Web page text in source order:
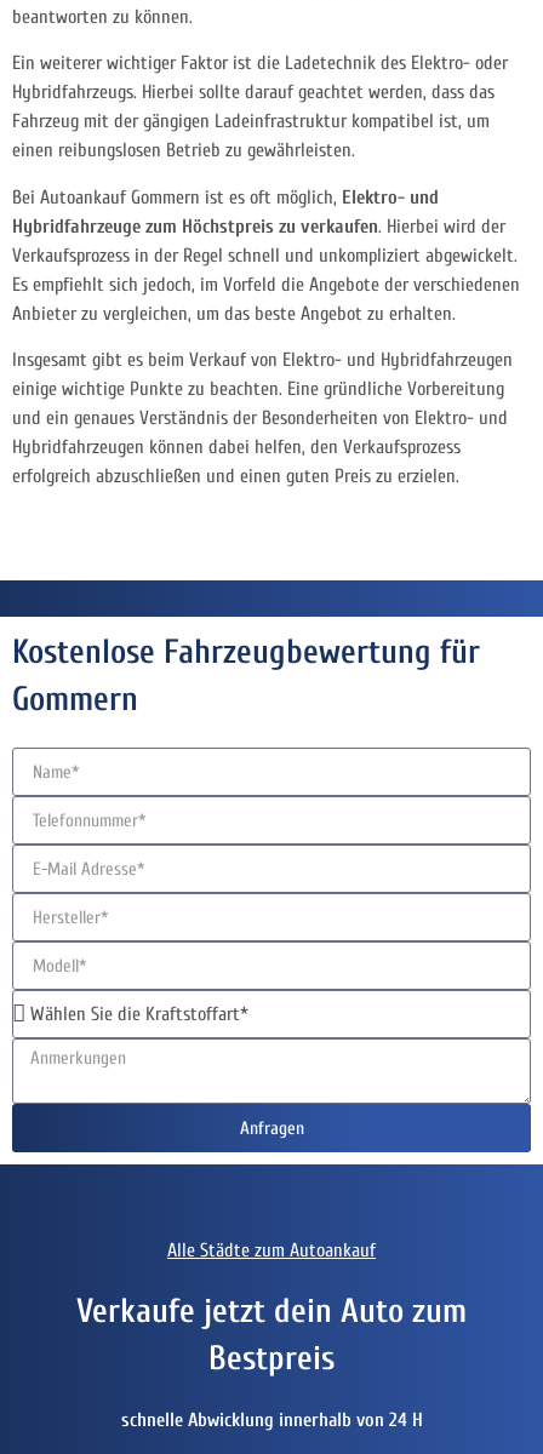
beantworten zu können.
Ein weiterer wichtiger Faktor ist die Ladetechnik des Elektro- oder
Hybridfahrzeugs. Hierbei sollte darauf geachtet werden, dass das
Fahrzeug mit der gängigen Ladeinfrastruktur kompatibel ist, um
einen reibungslosen Betrieb zu gewährleisten.
Bei Autoankauf Gommern ist es oft möglich, Elektro- und
Hybridfahrzeuge zum Höchstpreis zu verkaufen. Hierbei wird der
Verkaufsprozess in der Regel schnell und unkompliziert abgewickelt.
Es empfiehlt sich jedoch, im Vorfeld die Angebote der verschiedenen
Anbieter zu vergleichen, um das beste Angebot zu erhalten.
Insgesamt gibt es beim Verkauf von Elektro- und Hybridfahrzeugen
einige wichtige Punkte zu beachten. Eine gründliche Vorbereitung
und ein genaues Verständnis der Besonderheiten von Elektro- und
Hybridfahrzeugen können dabei helfen, den Verkaufsprozess
erfolgreich abzuschließen und einen guten Preis zu erzielen.
Kostenlose Fahrzeugbewertung für
Gommern
Anfragen
Alle Städte zum Autoankauf
Verkaufe jetzt dein Auto zum
Bestpreis
schnelle Abwicklung innerhalb von 24 H